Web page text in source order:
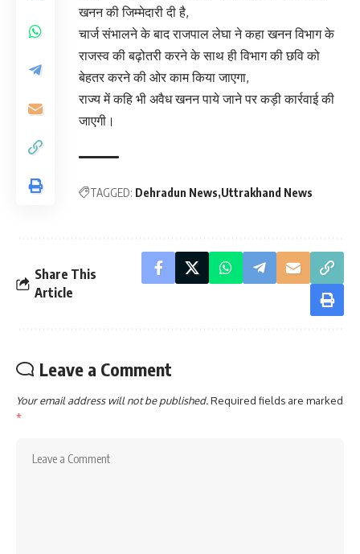
खनन की जिम्मेदारी दी है,
चार्ज संभालने के बाद राजपाल लेघा ने कहा खनन विभाग के
राजस्व की बढ़ोतरी करने के साथ ही विभाग की छवि को
बेहतर करने की ओर काम किया जाएगा,
राज्य में कहि भी अवैध खनन पाये जाने पर कड़ी कार्रवाई की
जाएगी।
TAGGED: Dehradun News Uttrakhand News
Share This
Article
Leave a Comment
Your email address will not be published.Required fields are marked
*